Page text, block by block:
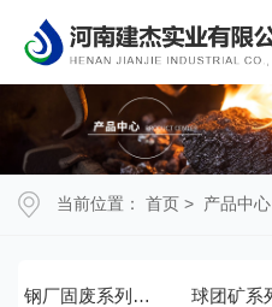
当前位置： 首页 > 产品中心
钢厂固废系列粘合剂